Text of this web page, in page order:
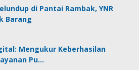
di Pantai Rambak, YNR
Barang
Mengukur Keberhasilan
Pu…